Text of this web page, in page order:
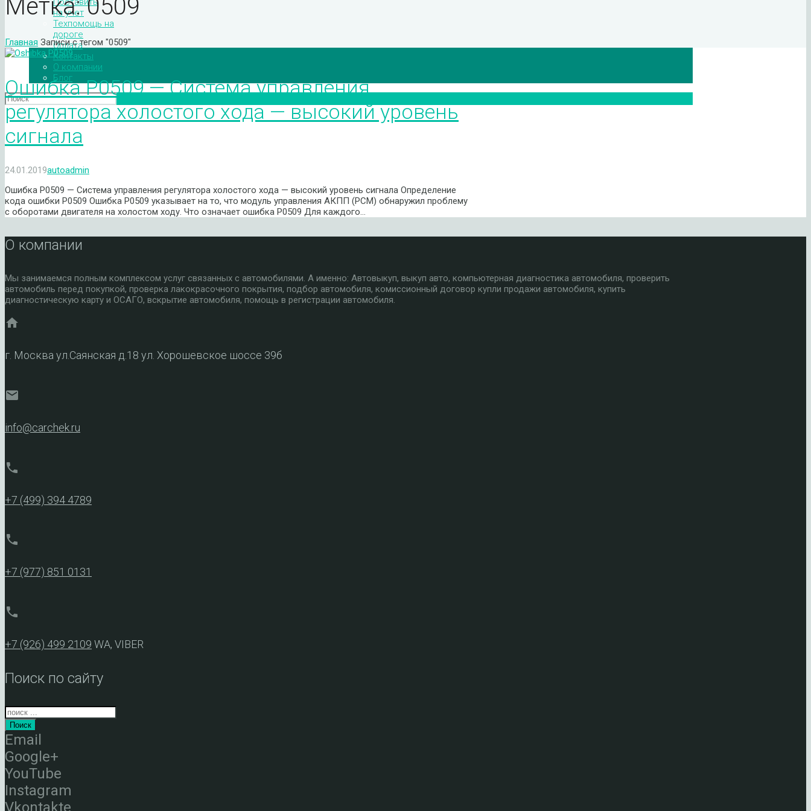
на учет
Техпомощь на
дороге
Оплата
Контакты
О компании
Блог
Метка:0509
Главная Записи с тегом "0509"
Ошибка P0509 — Система управления
регулятора холостого хода — высокий уровень
сигнала
24.01.2019autoadmin
Ошибка P0509 — Система управления регулятора холостого хода — высокий уровень сигнала Определение
кода ошибки P0509 Ошибка P0509 указывает на то, что модуль управления АКПП (PCM) обнаружил проблему
с оборотами двигателя на холостом ходу. Что означает ошибка P0509 Для каждого…
О компании
Мы занимаемся полным комплексом услуг связанных с автомобилями. А именно: Автовыкуп, выкуп авто, компьютерная диагностика автомобиля, проверить
автомобиль перед покупкой, проверка лакокрасочного покрытия, подбор автомобиля, комиссионный договор купли продажи автомобиля, купить
диагностическую карту и ОСАГО, вскрытие автомобиля, помощь в регистрации автомобиля.
home
г. Москва ул.Саянская д.18 ул. Хорошевское шоссе 39б
mail
info@carchek.ru
phone
+7 (499) 394 4789
phone
+7 (977) 851 0131
phone
+7 (926) 499 2109 WA, VIBER
Поиск по сайту
Поиск
Email
Google+
YouTube
Instagram
Vkontakte